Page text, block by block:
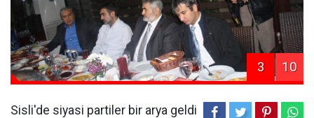
3 10
Sisli'de siyasi partiler bir arya geldi